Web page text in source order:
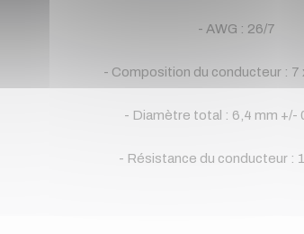
- AWG : 26/7
- Composition du conducteur : 7
- Diamètre total : 6,4 mm +/-
- Résistance du conducteur :